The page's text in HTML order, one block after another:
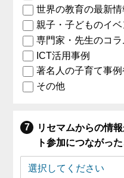
世界の教育の最新情
親子・子どものイ
専門家・先生のコラ
ICT活用事例
著名人の子育て事
その他
リセマムからの情
ト参加につながっ